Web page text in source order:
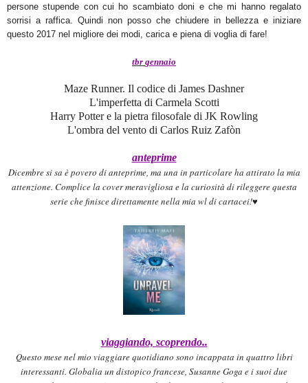
persone stupende con cui ho scambiato doni e che mi hanno regalato
sorrisi a raffica. Quindi non posso che chiudere in bellezza e iniziare
questo 2017 nel migliore dei modi, carica e piena di voglia di fare!
tbr gennaio
Maze Runner. Il codice di James Dashner
L'imperfetta di Carmela Scotti
Harry Potter e la pietra filosofale di JK Rowling
L'ombra del vento di Carlos Ruiz Zafòn
anteprime
Dicembre si sa è povero di anteprime, ma una in particolare ha attirato la mia
attenzione. Complice la cover meravigliosa e la curiosità di rileggere questa
serie che finisce direttamente nella mia wl di cartacei!♥
viaggiando, scoprendo..
Questo mese nel mio viaggiare quotidiano sono incappata in quattro libri
interessanti. Globalia un distopico francese, Susanne Goga e i suoi due